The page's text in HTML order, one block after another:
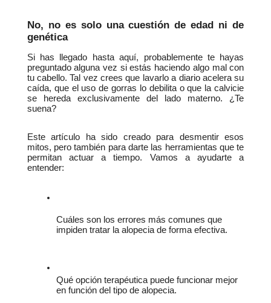
No, no es solo una cuestión de edad ni de
genética
Si has llegado hasta aquí, probablemente te hayas
preguntado alguna vez si estás haciendo algo mal con
tu cabello. Tal vez crees que lavarlo a diario acelera su
caída, que el uso de gorras lo debilita o que la calvicie
se hereda exclusivamente del lado materno. ¿Te
suena?
Este artículo ha sido creado para desmentir esos
mitos, pero también para darte las herramientas que te
permitan actuar a tiempo. Vamos a ayudarte a
entender:
Cuáles son los errores más comunes que
impiden tratar la alopecia de forma efectiva.
Qué opción terapéutica puede funcionar mejor
en función del tipo de alopecia.